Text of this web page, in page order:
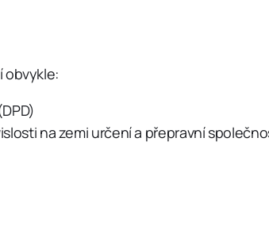
obvykle:
na zemi určení a přepravní